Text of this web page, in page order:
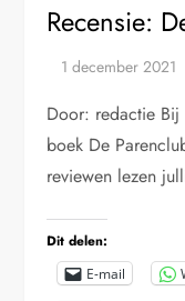
Recensie:
Door: redactie Bij
boek De
reviewen lezen
Dit delen:
E-mail